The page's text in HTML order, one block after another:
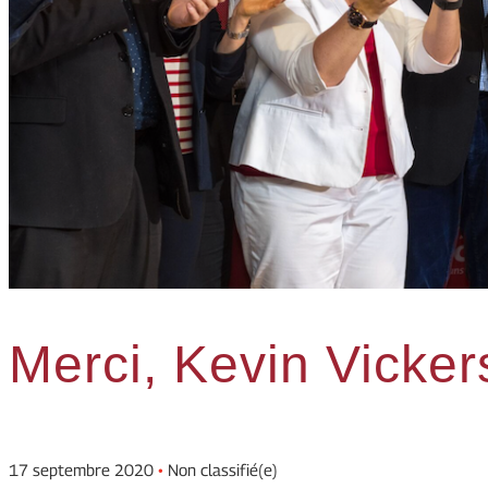
Merci, Kevin
17 septembre 2020 • Non classifié(e)